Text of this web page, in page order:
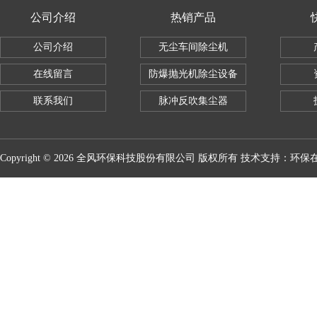
公司介绍
公司介绍
在线留言
联系我们
热销产品
无尘车间除尘机
防爆抛光机除尘设备
脉冲反吹集尘器
Copyright © 2026 全风环保科技股份有限公司 版权所有 技术支持： 环保